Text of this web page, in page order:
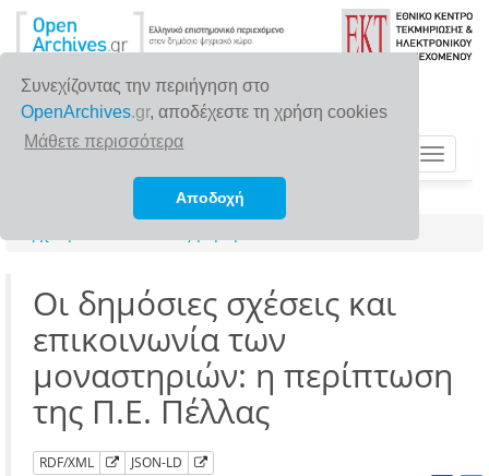
Συνεχίζοντας την περιήγηση στο
OpenArchives.gr, αποδέχεστε τη χρήση cookies
Μάθετε περισσότερα
Αποδοχή
Toggle
Οι δημόσιες σχέσεις και
επικοινωνία των
μοναστηριών: η περίπτωση
της Π.Ε. Πέλλας
RDF/XML JSON-LD